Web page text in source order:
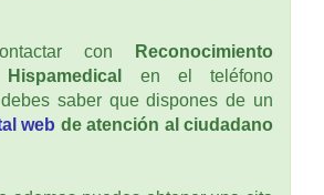
con
Reconocimiento
en el teléfono
saber que dispones de un
web de atención al ciudadano